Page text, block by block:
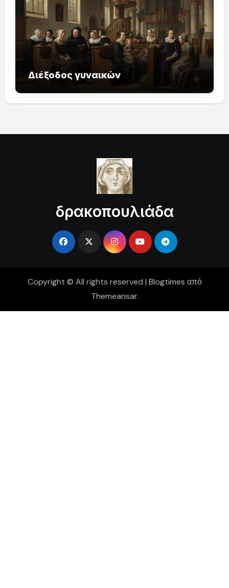
Διέξοδος γυναικών
δρακοπουλιάδα
Copyright © All rights reserved | Blogtimes από
Themeansar.